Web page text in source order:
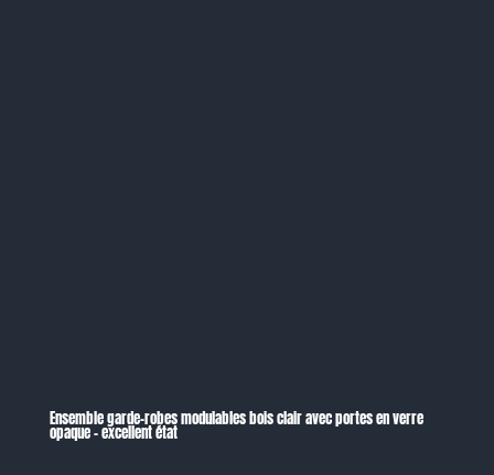
Ensemble garde-robes modulables bois clair avec portes en verre
opaque – excellent état